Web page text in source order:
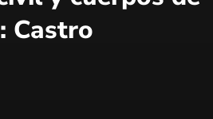
Castro